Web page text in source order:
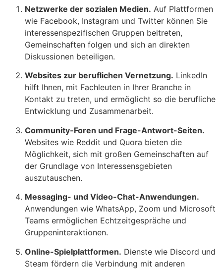
Netzwerke der sozialen Medien. Auf Plattformen
wie Facebook, Instagram und Twitter können Sie
interessenspezifischen Gruppen beitreten,
Gemeinschaften folgen und sich an direkten
Diskussionen beteiligen.
Websites zur beruflichen Vernetzung. LinkedIn
hilft Ihnen, mit Fachleuten in Ihrer Branche in
Kontakt zu treten, und ermöglicht so die berufliche
Entwicklung und Zusammenarbeit.
Community-Foren und Frage-Antwort-Seiten.
Websites wie Reddit und Quora bieten die
Möglichkeit, sich mit großen Gemeinschaften auf
der Grundlage von Interessensgebieten
auszutauschen.
Messaging- und Video-Chat-Anwendungen.
Anwendungen wie WhatsApp, Zoom und Microsoft
Teams ermöglichen Echtzeitgespräche und
Gruppeninteraktionen.
Online-Spielplattformen. Dienste wie Discord und
Steam fördern die Verbindung mit anderen